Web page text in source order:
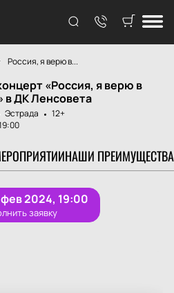
Россия, я верю в...
«Россия, я верю в
в ДК Ленсовета
Эстрада
12+
НАШИ ПРЕИМУЩЕСТВА